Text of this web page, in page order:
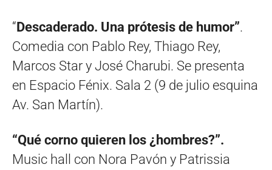
“Descaderado. Una prótesis de humor”.
Comedia con Pablo Rey, Thiago Rey,
Marcos Star y José Charubi. Se presenta
en Espacio Fénix. Sala 2 (9 de julio esquina
Av. San Martín).
“Qué corno quieren los ¿hombres?”.
Music hall con Nora Pavón y Patrissia